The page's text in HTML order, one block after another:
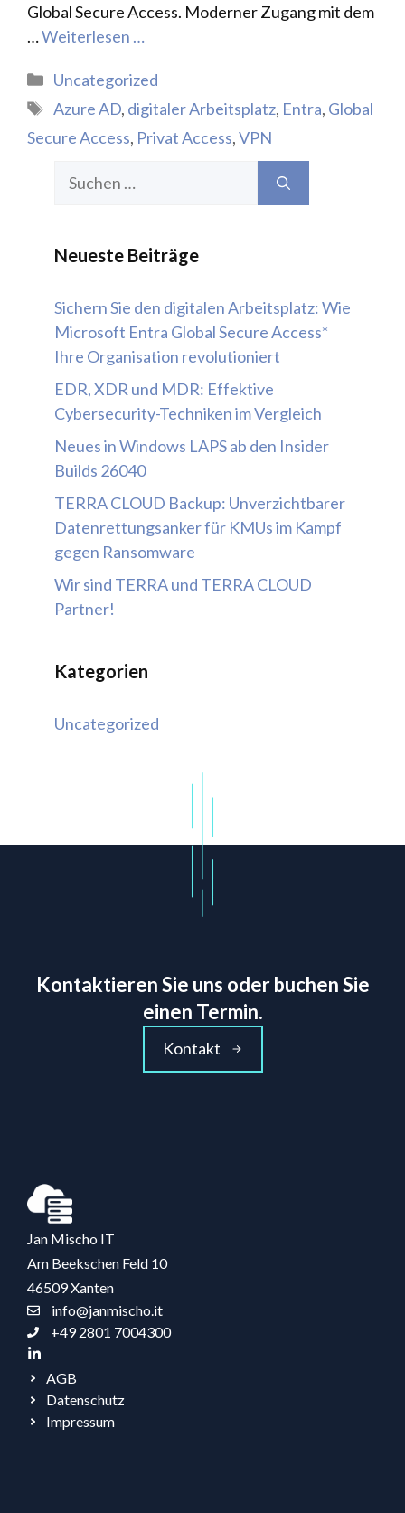
Global Secure Access. Moderner Zugang mit dem
…Weiterlesen …
Kategorien
Uncategorized
Schlagwörter
Azure AD, digitaler Arbeitsplatz, Entra, Global
Secure Access, Privat Access,VPN
Neueste Beiträge
Sichern Sie den digitalen Arbeitsplatz: Wie
Microsoft Entra Global Secure Access*
Ihre Organisation revolutioniert
EDR, XDR und MDR: Effektive
Cybersecurity-Techniken im Vergleich
Neues in Windows LAPS ab den Insider
Builds 26040
TERRA CLOUD Backup: Unverzichtbarer
Datenrettungsanker für KMUs im Kampf
gegen Ransomware
Wir sind TERRA und TERRA CLOUD
Partner!
Kategorien
Uncategorized
Kontaktieren Sie uns oder buchen Sie
einen Termin.
Kontakt
Jan Mischo IT
Am Beekschen Feld 10
46509 Xanten
info@janmischo.it
+49 2801 7004300
AGB
Datenschutz
Impressum